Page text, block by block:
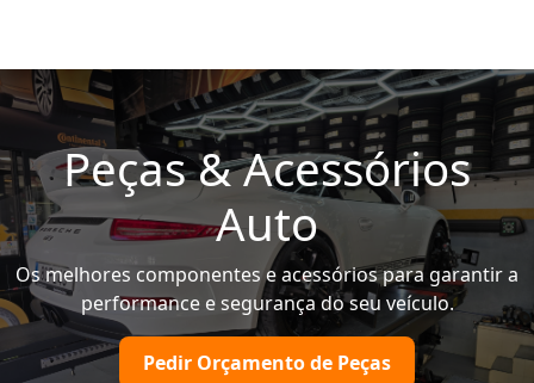
Peças & Acessórios
Auto
Os melhores componentes e acessórios para garantir a
performance e segurança do seu veículo.
Pedir Orçamento de Peças